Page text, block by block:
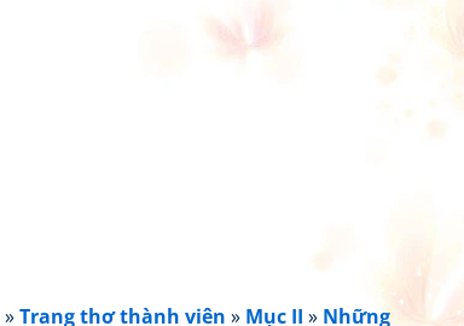
»Trang thơ thành viên » Mục II » Những